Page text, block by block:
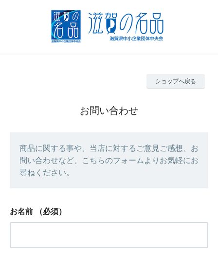
ショップへ戻る
お問い合わせ
商品に関する事や、当店に対するご意見ご感想、お
問い合わせなど、こちらのフォームよりお気軽にお
尋ねください。
お名前 （必須）